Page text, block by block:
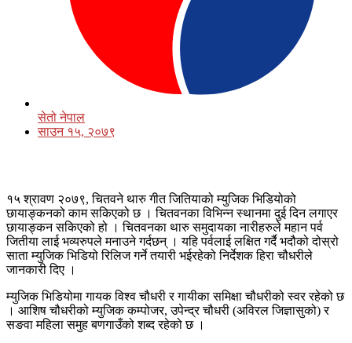
सेतो नेपाल
साउन १५, २०७९
१५ श्रावण २०७९, चितवने थारु गीत जितियाको म्युजिक भिडियोको
छायाङ्कनको काम सकिएको छ । चितवनका विभिन्न स्थानमा दुई दिन लगाएर
छायाङ्कन सकिएको हो । चितवनका थारु समुदायका नारीहरुले महान पर्व
जितीया लाई भव्यरुपले मनाउने गर्दछन् । यहि पर्वलाई लक्षित गर्दै भदौको दोस्रो
साता म्युजिक भिडियो रिलिज गर्ने तयारी भईरहेको निर्देशक हिरा चौधरीले
जानकारी दिए ।
म्युजिक भिडियोमा गायक विश्व चौधरी र गायीका समिक्षा चौधरीको स्वर रहेको छ
। आशिष चौधरीको म्युजिक कम्पोजर, उपेन्द्र चौधरी (अविरल जिज्ञासुको) र
सङवा महिला समुह बणगाउँको शब्द रहेको छ ।